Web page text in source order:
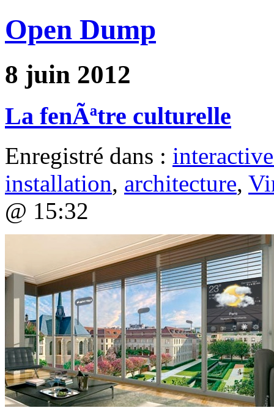
Open Dump
8 juin 2012
La fenÃªtre culturelle
Enregistré dans :
installation, architecture,
@ 15:32